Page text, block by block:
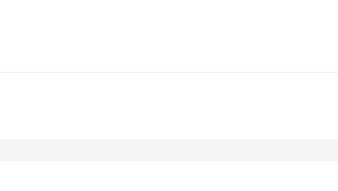
二、控三”的核心方向，将强化基层医疗